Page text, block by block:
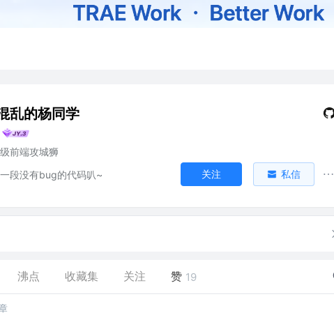
乱的杨同学
前端攻城狮
段没有bug的代码叭~
关注 私信
沸点 收藏集 关注 赞 19